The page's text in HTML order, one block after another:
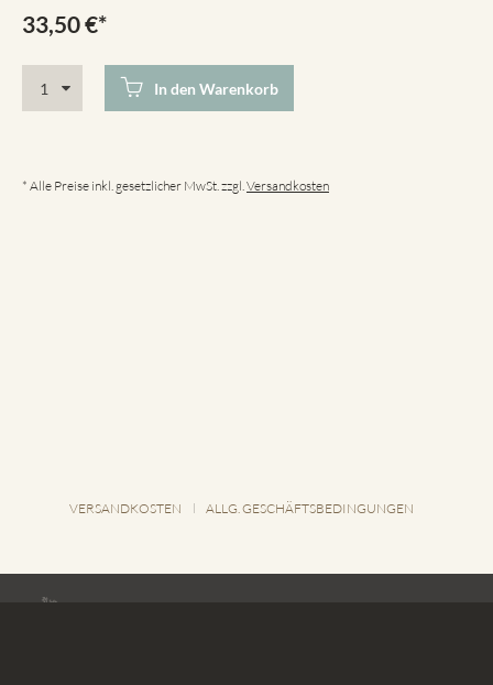
33,50€*
In den Warenkorb
* Alle Preise inkl. gesetzlicher MwSt. zzgl. Versandkosten
VERSANDKOSTEN ALLG. GESCHÄFTSBEDINGUNGEN